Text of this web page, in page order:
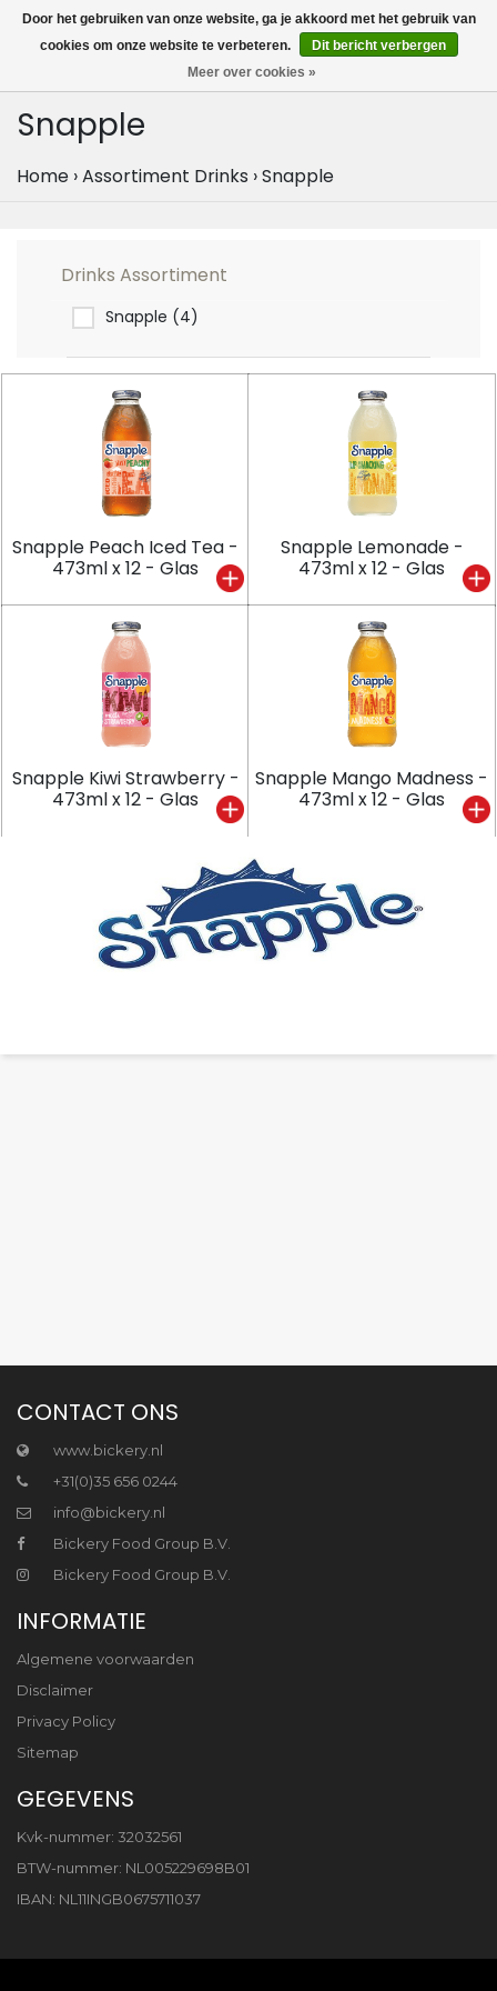
MENU
0
Snapple
Home ›Assortiment Drinks ›Snapple
Drinks Assortiment
Snapple (4)
Snapple Peach Iced Tea -
473ml x 12 - Glas
Snapple Lemonade -
473ml x 12 - Glas
Snapple Kiwi Strawberry -
473ml x 12 - Glas
Snapple Mango Madness -
473ml x 12 - Glas
CONTACT ONS
www.bickery.nl
+31(0)35 656 0244
info@bickery.nl
Bickery Food Group B.V.
Bickery Food Group B.V.
INFORMATIE
Algemene voorwaarden
Disclaimer
Privacy Policy
Sitemap
GEGEVENS
Kvk-nummer: 32032561
BTW-nummer: NL005229698B01
IBAN: NL11INGB0675711037
Door het gebruiken van onze website, ga je akkoord met het gebruik van
cookies om onze website te verbeteren.
Dit bericht verbergen
Meer over cookies »